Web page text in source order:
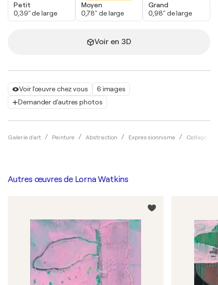
Voir l'œuvre chez vous
6 images
Demander d'autres photos
Galerie d'art Peinture Abstraction Expressionnisme Collage
Petit
0,39" de large
Moyen
0,78" de large
Grand
0,98" de large
Voir en 3D
Autres œuvres de Lorna Watkins